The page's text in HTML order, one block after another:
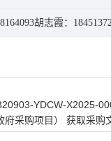
胡志霞：
YDCW-X2025-
采购项目）
获取采购